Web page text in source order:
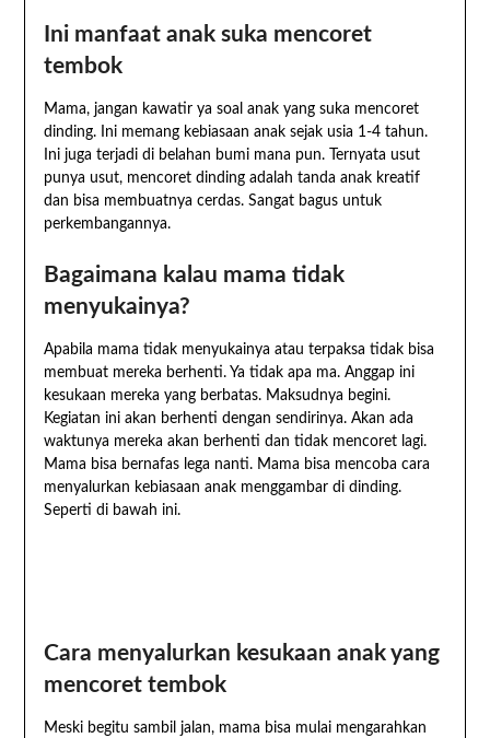
Ini manfaat anak suka mencoret
tembok
Mama, jangan kawatir ya soal anak yang suka mencoret
dinding. Ini memang kebiasaan anak sejak usia 1-4 tahun.
Ini juga terjadi di belahan bumi mana pun. Ternyata usut
punya usut, mencoret dinding adalah tanda anak kreatif
dan bisa membuatnya cerdas. Sangat bagus untuk
perkembangannya.
Bagaimana kalau mama tidak
menyukainya?
Apabila mama tidak menyukainya atau terpaksa tidak bisa
membuat mereka berhenti. Ya tidak apa ma. Anggap ini
kesukaan mereka yang berbatas. Maksudnya begini.
Kegiatan ini akan berhenti dengan sendirinya. Akan ada
waktunya mereka akan berhenti dan tidak mencoret lagi.
Mama bisa bernafas lega nanti. Mama bisa mencoba cara
menyalurkan kebiasaan anak menggambar di dinding.
Seperti di bawah ini.
Cara menyalurkan kesukaan anak yang
mencoret tembok
Meski begitu sambil jalan, mama bisa mulai mengarahkan